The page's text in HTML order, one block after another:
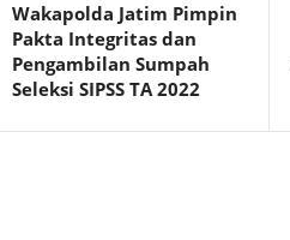
Wakapolda Jatim Pimpin
Pakta Integritas dan
Pengambilan Sumpah
Seleksi SIPSS TA 2022